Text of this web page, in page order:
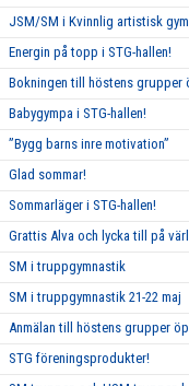
JSM/SM i Kvinnlig artistisk
Energin på topp i STG-hallen!
Bokningen till höstens grupper
Babygympa i STG-hallen!
”Bygg barns inre motivation”
Glad sommar!
Sommarläger i STG-hallen!
Grattis Alva och lycka till på
SM i truppgymnastik
SM i truppgymnastik 21-22 maj
Anmälan till höstens grupper
STG föreningsprodukter!